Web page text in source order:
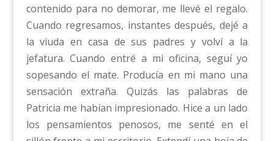
contenido para no demorar, me llevé el regalo.
Cuando regresamos, instantes después, dejé a
la viuda en casa de sus padres y volví a la
jefatura. Cuando entré a mi oficina, seguí yo
sopesando el mate. Producía en mi mano una
sensación extraña. Quizás las palabras de
Patricia me habían impresionado. Hice a un lado
los pensamientos penosos, me senté en el